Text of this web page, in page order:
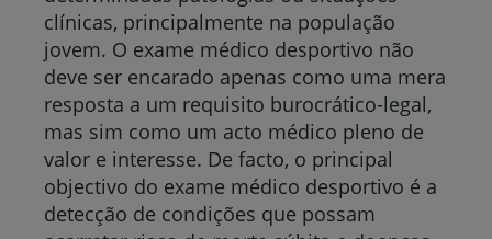
clínicas, principalmente na população
jovem. O exame médico desportivo não
deve ser encarado apenas como uma mera
resposta a um requisito burocrático-legal,
mas sim como um acto médico pleno de
valor e interesse. De facto, o principal
objectivo do exame médico desportivo é a
detecção de condições que possam